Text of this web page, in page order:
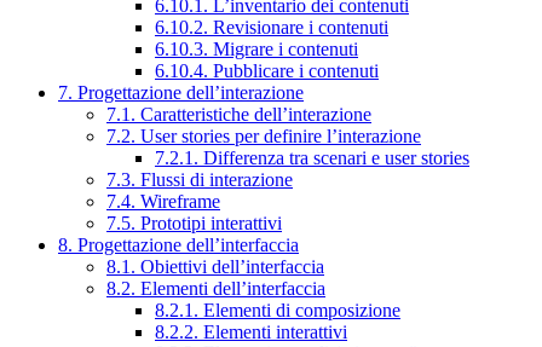
6.10.1. L’inventario dei contenuti
6.10.2. Revisionare i contenuti
6.10.3. Migrare i contenuti
6.10.4. Pubblicare i contenuti
7. Progettazione dell’interazione
7.1. Caratteristiche dell’interazione
7.2. User stories per definire l’interazione
7.2.1. Differenza tra scenari e user stories
7.3. Flussi di interazione
7.4. Wireframe
7.5. Prototipi interattivi
8. Progettazione dell’interfaccia
8.1. Obiettivi dell’interfaccia
8.2. Elementi dell’interfaccia
8.2.1. Elementi di composizione
8.2.2. Elementi interattivi